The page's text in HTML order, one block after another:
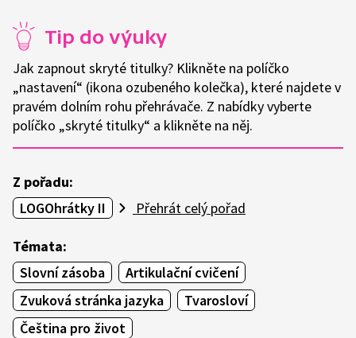
Tip do výuky
Jak zapnout skryté titulky? Klikněte na políčko
„nastavení“ (ikona ozubeného kolečka), které najdete v
pravém dolním rohu přehrávače. Z nabídky vyberte
políčko „skryté titulky“ a klikněte na něj.
Z pořadu:
LOGOhrátky II
Přehrát celý pořad
Témata:
Slovní zásoba
Artikulační cvičení
Zvuková stránka jazyka
Tvarosloví
Čeština pro život